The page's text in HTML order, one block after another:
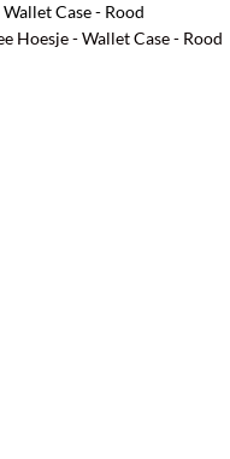
Case - Rood
Hoesje - Wallet Case - Rood